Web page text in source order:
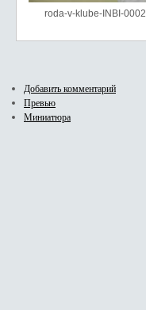
roda-v-klube-INBI-0002
Добавить комментарий
Превью
Миниатюра